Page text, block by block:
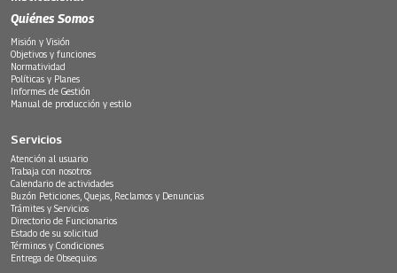
Quiénes Somos
Misión y Visión
Objetivos y funciones
Normatividad
Políticas y Planes
Informes de Gestión
Manual de producción y estilo
Servicios
Atención al usuario
Trabaja con nosotros
Calendario de actividades
Buzón Peticiones, Quejas, Reclamos y Denuncias
Trámites y Servicios
Directorio de Funcionarios
Estado de su solicitud
Términos y Condiciones
Entrega de Obsequios